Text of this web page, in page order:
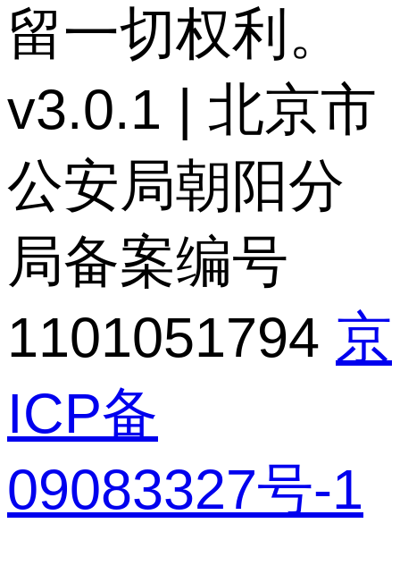
留一切权利。
v3.0.1 | 北京市
公安局朝阳分
局备案编号
1101051794 京
ICP备
09083327号-1